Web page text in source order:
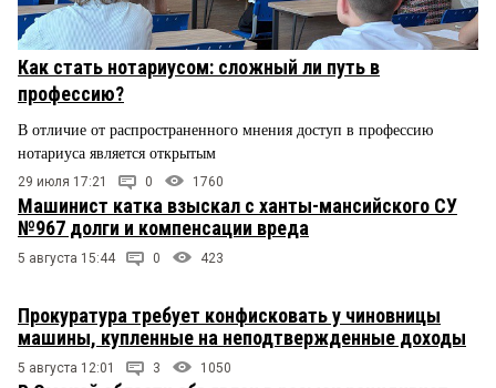
Как стать нотариусом: сложный ли путь в
профессию?
В отличие от распространенного мнения доступ в профессию
нотариуса является открытым
29 июля 17:21 0 1760
Машинист катка взыскал с ханты-мансийского СУ
№967 долги и компенсации вреда
5 августа 15:44 0 423
Прокуратура требует конфисковать у чиновницы
машины, купленные на неподтвержденные доходы
5 августа 12:01 3 1050